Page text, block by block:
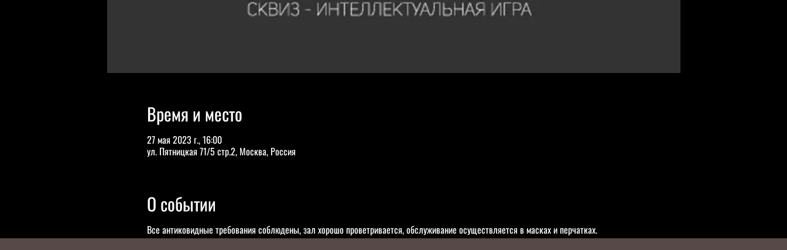
Время и место
27 мая 2023 г., 16:00
ул. Пятницкая 71/5 стр.2, Москва, Россия
О событии
Все антиковидные требования соблюдены, зал хорошо проветривается, обслуживание осуществляется в масках и перчатках.